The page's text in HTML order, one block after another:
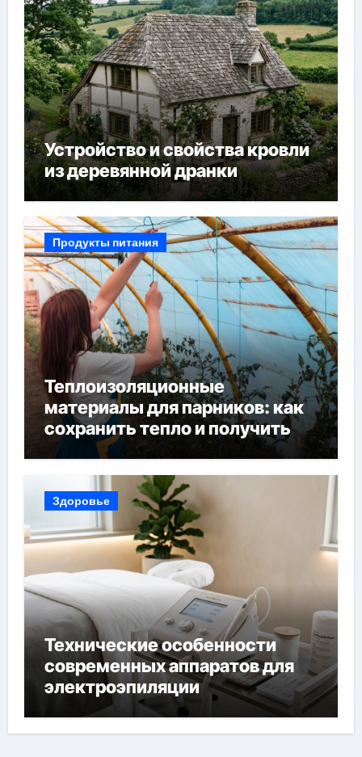
Устройство и свойства кровли
из деревянной дранки
Продукты питания
Теплоизоляционные
материалы для парников: как
сохранить тепло и получить
богатый урожай
Здоровье
Технические особенности
современных аппаратов для
электроэпиляции